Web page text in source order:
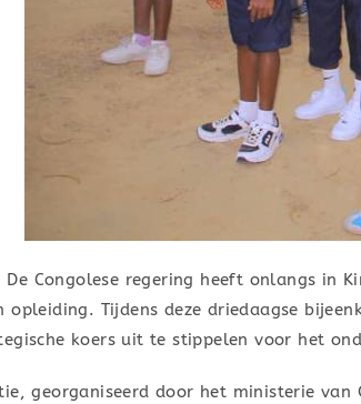
De Congolese regering heeft onlangs in
opleiding. Tijdens deze driedaagse
koers uit te stippelen voor het
georganiseerd door het ministerie